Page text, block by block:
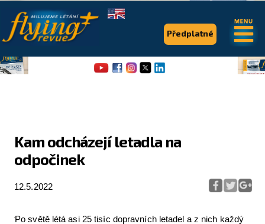
Kam odcházejí letadla na
odpočinek
12.5.2022
Po světě létá asi 25 tisíc dopravních letadel a z nich každý
Předplatné
.